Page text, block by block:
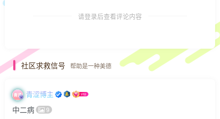
请登录后查看评论内容
社区求救信号 帮助是一种美德
青涩博主
中二病 9